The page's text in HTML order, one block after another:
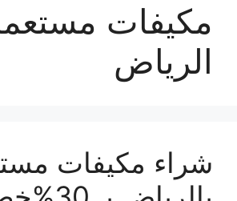
مكيفات
الرياض
شراء مكيفات